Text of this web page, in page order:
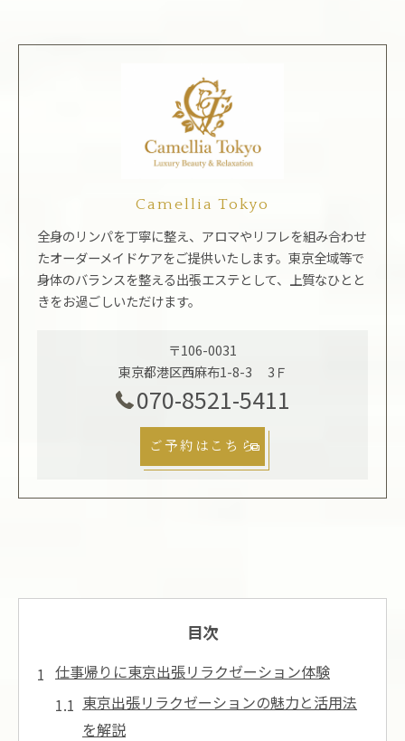
Camellia Tokyo
全身のリンパを丁寧に整え、アロマやリフレを組み合わせ
たオーダーメイドケアをご提供いたします。東京全域等で
身体のバランスを整える出張エステとして、上質なひとと
きをお過ごしいただけます。
〒106-0031
東京都港区西麻布1-8-3 3Ｆ
070-8521-5411
ご予約はこちら
目次
仕事帰りに東京出張リラクゼーション体験
東京出張リラクゼーションの魅力と活用法
を解説